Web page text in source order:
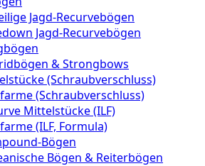
Jagd-Recurvebögen
Jagd-Recurvebögen
& Strongbows
(Schraubverschluss)
(Schraubverschluss)
Mittelstücke (ILF)
(ILF, Formula)
Bögen
Bögen & Reiterbögen